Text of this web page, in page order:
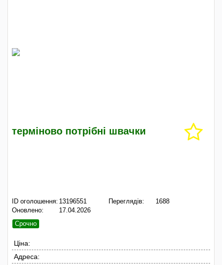
терміново потрібні швачки
ID оголошення: 13196551
Оновлено:
17.04.2026
Переглядів: 1688
Срочно
Ціна:
Адреса: